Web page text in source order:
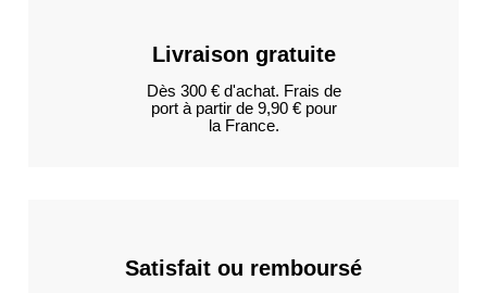
Livraison gratuite
Dès 300 € d'achat. Frais de
port à partir de 9,90 € pour
la France.
Satisfait ou remboursé